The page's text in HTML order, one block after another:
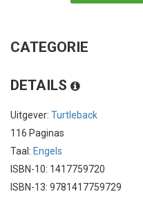
CATEGORIE
DETAILS
Uitgever: Turtleback
116 Paginas
Taal: Engels
ISBN-10: 1417759720
ISBN-13: 9781417759729